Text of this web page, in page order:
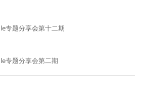
专题分享会第十二期
专题分享会第二期